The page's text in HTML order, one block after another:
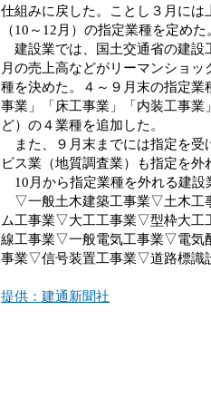
仕組みに戻した。ことし３月に
（10～12月）の指定業種を定めた
建設業では、国土交通省の建設
月の売上高などがリーマンショ
種を決めた。４～９月末の指定
事業」「床工事業」「内装工事
ど）の４業種を追加した。
また、９月末までには指定を受
ビス業（地質調査業）も指定を外
10月から指定業種を外れる建設
▽一般土木建築工事業▽土木工
ム工事業▽大工工事業▽型枠大
線工事業▽一般電気工事業▽電気
事業▽信号装置工事業▽道路標識
提供：建通新聞社